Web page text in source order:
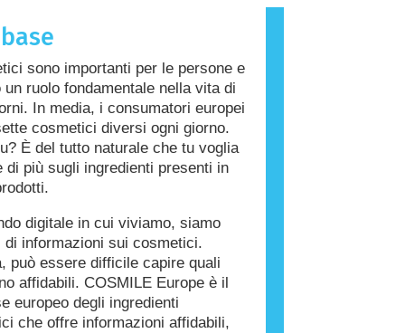
provoca una reazione allergica è
Cosmetici e prodotti per la
che potrebbero risultare allergenici
persone. Ciò non significa che il
sia sicuro da utilizzare per gli
sono importanti per le persone e
un ruolo fondamentale nella vita di
In media, i consumatori europei
cosmetici diversi ogni giorno.
È del tutto naturale che tu voglia
di più sugli ingredienti presenti in
digitale in cui viviamo, siamo
di informazioni sui cosmetici.
può essere difficile capire quali
affidabili. COSMILE Europe è il
europeo degli ingredienti
che offre informazioni affidabili,